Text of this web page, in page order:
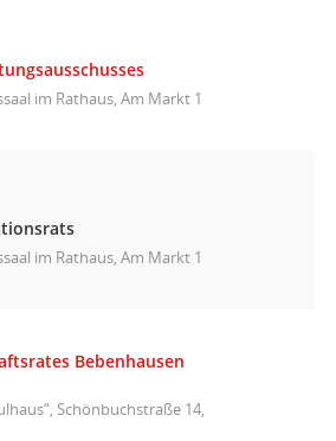
im Rathaus, Am Markt 1
im Rathaus, Am Markt 1
Bebenhausen
Schönbuchstraße 14,